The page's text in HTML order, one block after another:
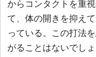
からコンタクトを重
て、体の開きを抑え
っている。この打法
がることはないでし